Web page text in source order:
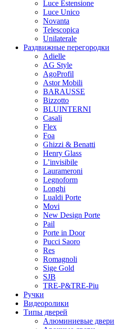
Luce Estensione
Luce Unico
Novanta
Telescopica
Unilaterale
Раздвижные перегородки
Adielle
AG Style
AgoProfil
Astor Mobili
BARAUSSE
Bizzotto
BLUINTERNI
Casali
Flex
Foa
Ghizzi & Benatti
Henry Glass
L’invisibile
Laurameroni
Legnoform
Longhi
Lualdi Porte
Movi
New Design Porte
Pail
Porte in Door
Pucci Saoro
Res
Romagnoli
Sige Gold
SJB
TRE-P&TRE-Piu
Ручки
Видеоролики
Типы дверей
Алюминиевые двери